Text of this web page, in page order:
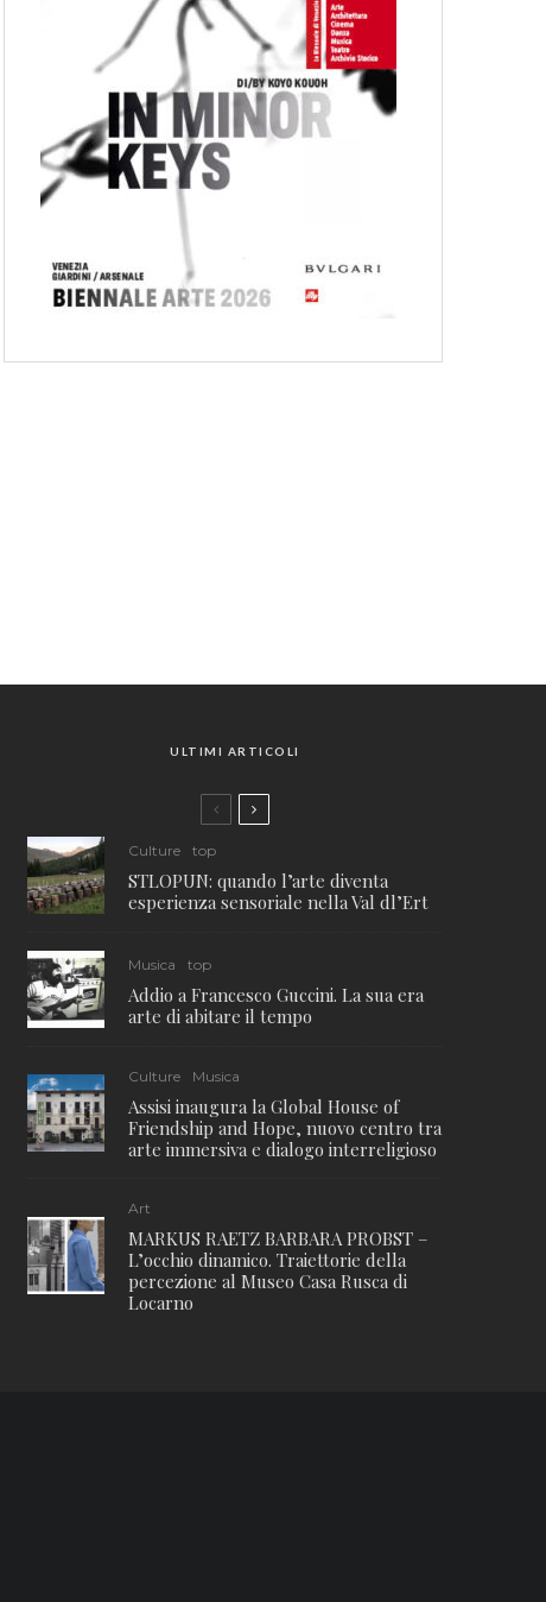
ULTIMI ARTICOLI
Culture top
STLOPUN: quando l’arte diventa
esperienza sensoriale nella Val dl’Ert
Musica top
Addio a Francesco Guccini. La sua era
arte di abitare il tempo
Culture Musica
Assisi inaugura la Global House of
Friendship and Hope, nuovo centro tra
arte immersiva e dialogo interreligioso
Art
MARKUS RAETZ BARBARA PROBST –
L’occhio dinamico. Traiettorie della
percezione al Museo Casa Rusca di
Locarno